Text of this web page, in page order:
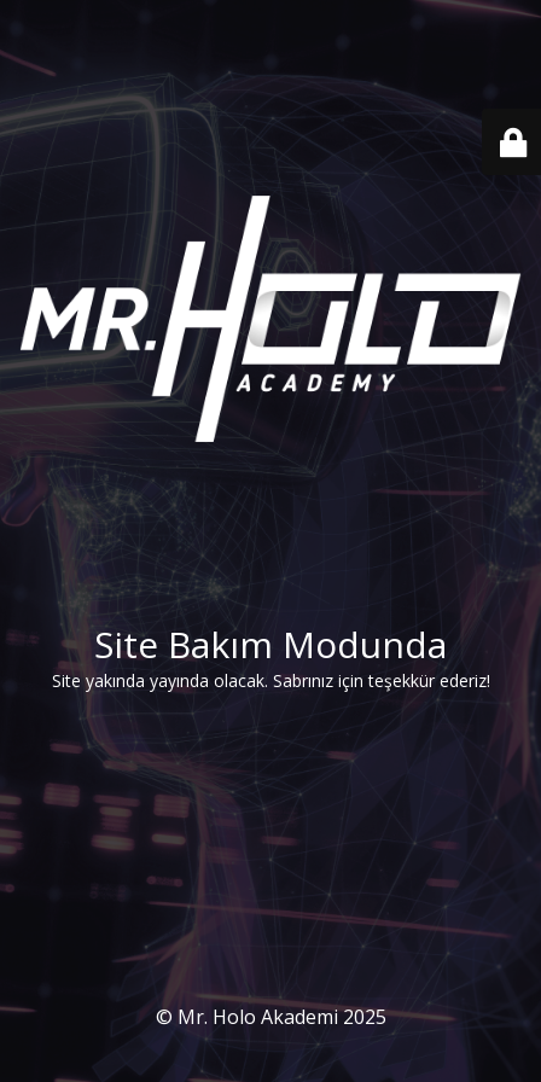
Site Bakım Modunda
Site yakında yayında olacak. Sabrınız için teşekkür ederiz!
© Mr. Holo Akademi 2025